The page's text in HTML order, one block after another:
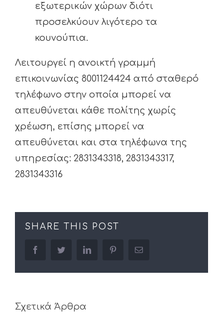
εξωτερικών χώρων διότι
προσελκύουν λιγότερο τα
κουνούπια.
Λειτουργεί η ανοικτή γραμμή
επικοινωνίας 8001124424 από σταθερό
τηλέφωνο στην οποία μπορεί να
απευθύνεται κάθε πολίτης χωρίς
χρέωση, επίσης μπορεί να
απευθύνεται και στα τηλέφωνα της
υπηρεσίας: 2831343318, 2831343317,
2831343316
SHARE THIS POST
facebooktwitter linkedin pinterestEmail
Σχετικά Άρθρα